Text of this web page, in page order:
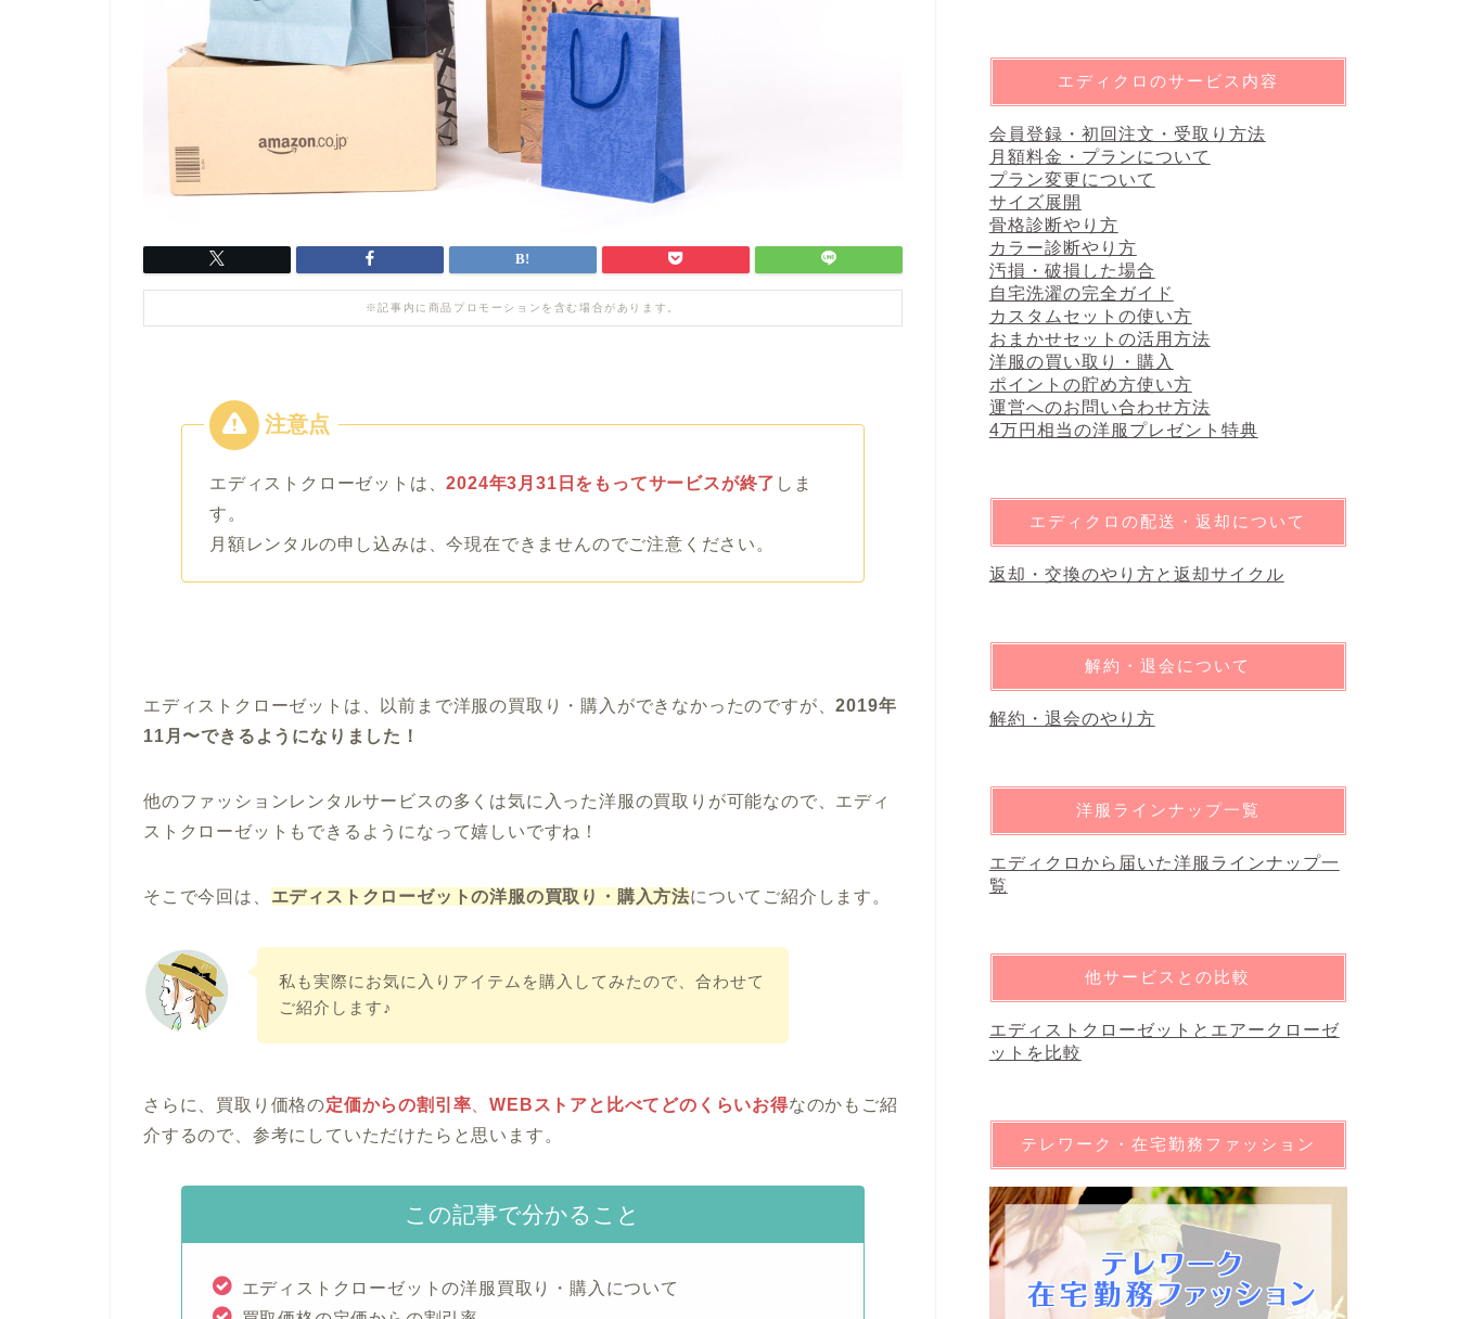
※記事内に商品プロモーションを含む場合があります。
エディストクローゼットは、2024年3月31日をもってサービスが終了 しま
す。
月額レンタルの申し込みは、今現在できませんのでご注意ください。
エディストクローゼットは、以前まで洋服の買取り・購入ができなかったのですが、2019年
11月〜できるようになりました！
他のファッションレンタルサービスの多くは気に入った洋服の買取りが可能なので、エディ
ストクローゼットもできるようになって嬉しいですね！
そこで今回は、 エディストクローゼットの洋服の買取り・購入方法についてご紹介します。
私も実際にお気に入りアイテムを購入してみたので、合わせて
ご紹介します♪
さらに、買取り価格の定価からの割引率 、WEBストアと比べてどのくらいお得なのかもご紹
介するので、参考にしていただけたらと思います。
この記事で分かること
エディストクローゼットの洋服買取り・購入について
エディクロのサービス内容
会員登録・初回注文・受取り方法
月額料金・プランについて
プラン変更について
サイズ展開
骨格診断やり方
カラー診断やり方
汚損・破損した場合
自宅洗濯の完全ガイド
カスタムセットの使い方
おまかせセットの活用方法
洋服の買い取り・購入
ポイントの貯め方使い方
運営へのお問い合わせ方法
4万円相当の洋服プレゼント特典
エディクロの配送・返却について
返却・交換のやり方と返却サイクル
解約・退会について
解約・退会のやり方
洋服ラインナップ一覧
エディクロから届いた洋服ラインナップ一
覧
他サービスとの比較
エディストクローゼットとエアークローゼ
ットを比較
テレワーク・在宅勤務ファッション